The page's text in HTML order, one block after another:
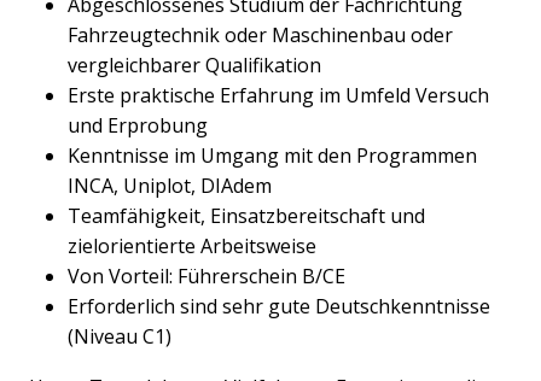
Fahrzeugtechnik oder Maschinenbau oder
vergleichbarer Qualifikation
Erste praktische Erfahrung im Umfeld Versuch
und Erprobung
Kenntnisse im Umgang mit den Programmen
INCA, Uniplot, DIAdem
Teamfähigkeit, Einsatzbereitschaft und
zielorientierte Arbeitsweise
Von Vorteil: Führerschein B/CE
Erforderlich sind sehr gute Deutschkenntnisse
(Niveau C1)